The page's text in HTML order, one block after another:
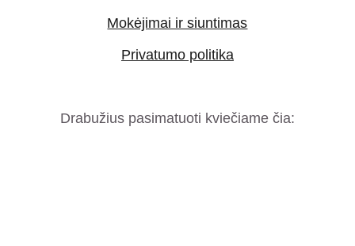
Mokėjimai ir siuntimas
Drabužius pasimatuoti kviečiame čia:
Privatumo politika